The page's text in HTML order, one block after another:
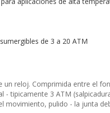
de 3 a 20 ATM
un reloj. Comprimida entre el
tipicamente 3 ATM
pulido - la junta